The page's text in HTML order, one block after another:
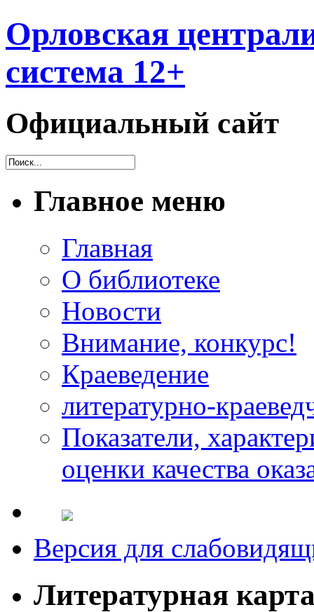
Орловская
система 12+
Официальный сайт
Главное меню
Главная
О библиотеке
Новости
Внимание, конкурс!
Краеведение
литературно-
Показатели,
оценки качества
Версия для
Литературная